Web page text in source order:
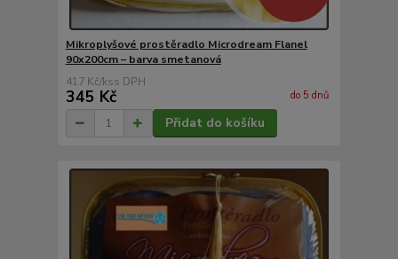
Mikroplyšové prostěradlo Microdream Flanel
90x200cm – barva smetanová
417 Kč/ks
345 Kč do 5 dnů
Přidat do košíku